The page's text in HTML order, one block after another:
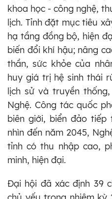
khoa học - công nghệ,
lịch. Tỉnh đặt mục tiêu
hạ tầng đồng bộ, hiện
biến đổi khí hậu; nâng
thần, sức khỏe của
huy giá trị hệ sinh thái
lịch sử và truyền
Nghệ. Công tác quốc
biên giới, biển đảo tiếp
nhìn đến năm 2045,
tỉnh có thu nhập cao,
minh, hiện đại.
Đại hội đã xác định 39